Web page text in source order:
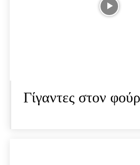
Γίγαντες στον